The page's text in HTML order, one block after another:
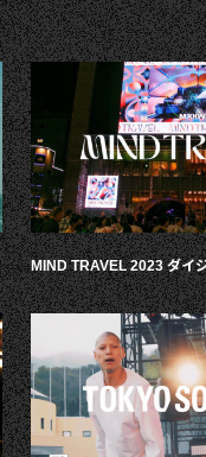
MIND TRAVEL 2023 ダイ